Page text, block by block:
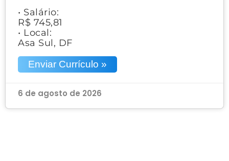
• Salário:
R$ 745,81
• Local:
Asa Sul, DF
Enviar Currículo »
6 de agosto de 2026